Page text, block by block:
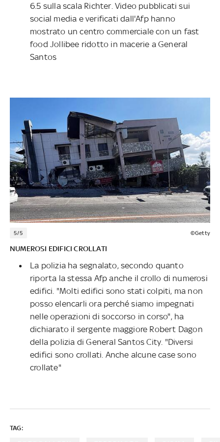
6.5 sulla scala Richter. Video pubblicati sui
social media e verificati dall'Afp hanno
mostrato un centro commerciale con un fast
food Jollibee ridotto in macerie a General
Santos
5/5 ©Getty
NUMEROSI EDIFICI CROLLATI
La polizia ha segnalato, secondo quanto
riporta la stessa Afp anche il crollo di numerosi
edifici. "Molti edifici sono stati colpiti, ma non
posso elencarli ora perché siamo impegnati
nelle operazioni di soccorso in corso", ha
dichiarato il sergente maggiore Robert Dagon
della polizia di General Santos City. "Diversi
edifici sono crollati. Anche alcune case sono
crollate"
TAG: